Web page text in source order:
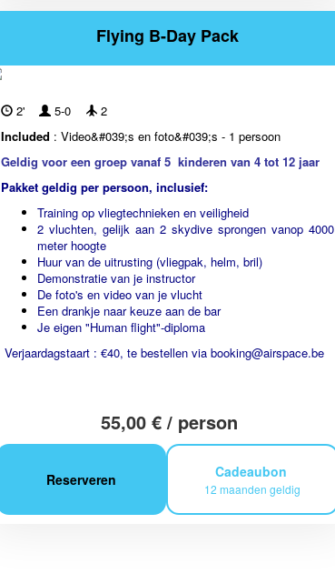
Flying B-Day Pack
2' 5-0
2
Included : Video&#039;s en foto&#039;s - 1 persoon
Geldig voor een groep vanaf 5 kinderen van 4 tot 12 jaar
Pakket geldig per persoon, inclusief:
Training op vliegtechnieken en veiligheid
2 vluchten, gelijk aan 2 skydive sprongen vanop 4000
meter hoogte
Huur van de uitrusting (vliegpak, helm, bril)
Demonstratie van je instructor
De foto's en video van je vlucht
Een drankje naar keuze aan de bar
Je eigen "Human flight"-diploma
Verjaardagstaart : €40, te bestellen via booking@airspace.be
55,00 € / person
Reserveren Cadeaubon
12 maanden geldig